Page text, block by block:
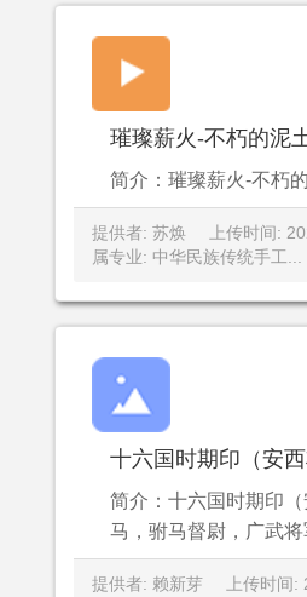
璀璨薪火-不朽的泥
简介：璀璨薪火-不朽
提供者: 苏焕 上传时间:
属专业: 中华民族传统手工...
简介：十六国时期印（
马，驸马督尉，广武将
提供者: 赖新芽
上传时间